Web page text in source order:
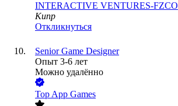
INTERACTIVE VENTURES-FZCO
Кипр
Откликнуться
Senior Game Designer
Опыт 3-6 лет
Можно удалённо
Top App Games